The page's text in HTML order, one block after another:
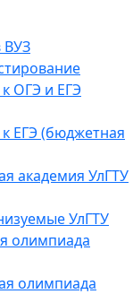
ВУЗ
ОГЭ и ЕГЭ
ЕГЭ (бюджетная
академия УлГТУ
УлГТУ
олимпиада
олимпиада